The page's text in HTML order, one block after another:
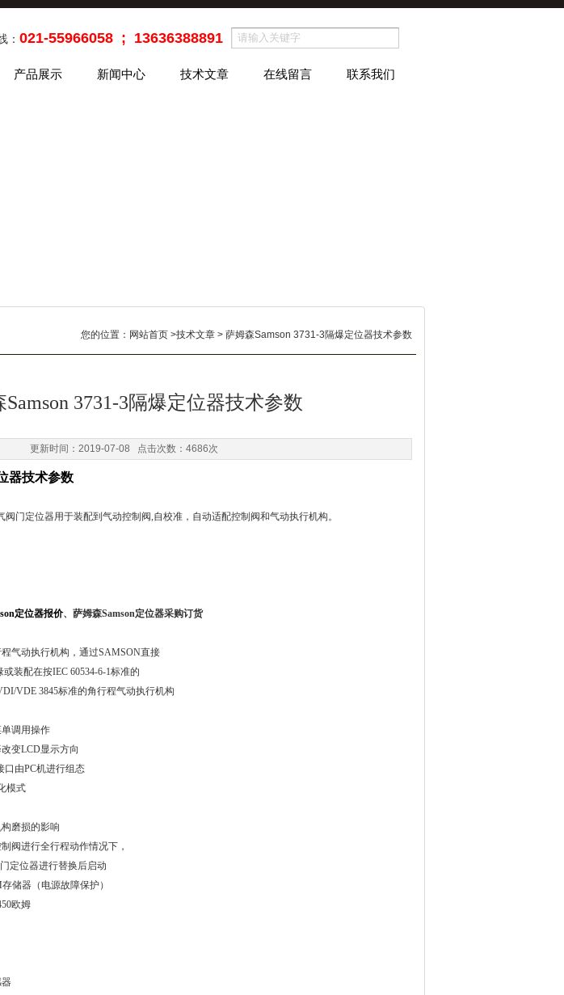
： 021-55966058 ; 13636388891
产品展示 新闻中心 技术文章 在线留言 联系我们
您的位置： 网站首页 >技术文章 > 萨姆森Samson 3731-3隔爆定位器技术参数
3731-3隔爆定位器技术参数
更新时间：2019-07-08 点击次数：4686次
器技术参数
门定位器用于装配到气动控制阀,自校准，自动适配控制阀和气动执行机构。
定位器报价、萨姆森Samson定位器采购订货
气动执行机构，通过SAMSON直接
装配在按IEC 60534-6-1标准的
VDE 3845标准的角行程气动执行机构
调用操作
变LCD显示方向
口由PC机进行组态
模式
磨损的影响
阀进行全行程动作情况下，
定位器进行替换后启动
储器（电源故障保护）
欧姆